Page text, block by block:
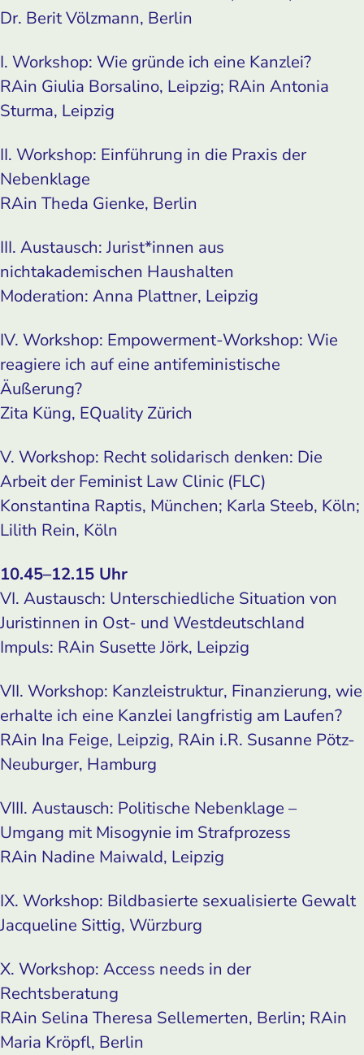
Dr. Berit Völzmann, Berlin
I. Workshop: Wie gründe ich eine Kanzlei?
RAin Giulia Borsalino, Leipzig; RAin Antonia
Sturma, Leipzig
II. Workshop: Einführung in die Praxis der
Nebenklage
RAin Theda Gienke, Berlin
III. Austausch: Jurist*innen aus
nichtakademischen Haushalten
Moderation: Anna Plattner, Leipzig
IV. Workshop: Empowerment-Workshop: Wie
reagiere ich auf eine antifeministische
Äußerung?
Zita Küng, EQuality Zürich
V. Workshop: Recht solidarisch denken: Die
Arbeit der Feminist Law Clinic (FLC)
Konstantina Raptis, München; Karla Steeb, Köln;
Lilith Rein, Köln
10.45–12.15 Uhr
VI. Austausch: Unterschiedliche Situation von
Juristinnen in Ost- und Westdeutschland
Impuls: RAin Susette Jörk, Leipzig
VII. Workshop: Kanzleistruktur, Finanzierung, wie
erhalte ich eine Kanzlei langfristig am Laufen?
RAin Ina Feige, Leipzig, RAin i.R. Susanne Pötz-
Neuburger, Hamburg
VIII. Austausch: Politische Nebenklage –
Umgang mit Misogynie im Strafprozess
RAin Nadine Maiwald, Leipzig
IX. Workshop: Bildbasierte sexualisierte Gewalt
Jacqueline Sittig, Würzburg
X. Workshop: Access needs in der
Rechtsberatung
RAin Selina Theresa Sellemerten, Berlin; RAin
Maria Kröpfl, Berlin